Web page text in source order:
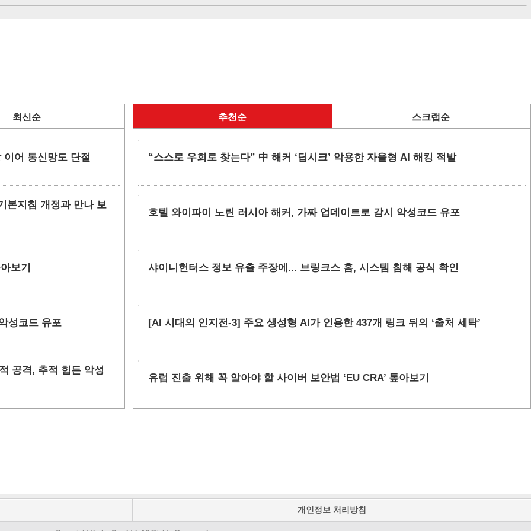
최신순
어 통신망도 단절
본지침 개정과 만나 보
보기
성코드 유포
공격, 추적 힘든 악성
추천순 스크랩순
“스스로 우회로 찾는다” 中 해커 ‘딥시크’ 악용한 자율형 AI 해킹 적발
호텔 와이파이 노린 러시아 해커, 가짜 업데이트로 감시 악성코드 유포
샤이니헌터스 정보 유출 주장에... 브링크스 홈, 시스템 침해 공식 확인
[AI 시대의 인지전-3] 주요 생성형 AI가 인용한 437개 링크 뒤의 ‘출처 세탁’
유럽 진출 위해 꼭 알아야 할 사이버 보안법 ‘EU CRA’ 톺아보기
개인정보 처리방침